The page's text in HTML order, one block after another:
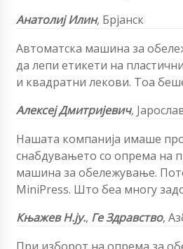
Анатолиј Илин, Брјанск
Автоматска машина за
да лепи етикети на
и квадратни лекови. Тоа
Алексеј Дмитријевич,
Нашата компанија имаше
снабдувањето со опрема на
машина за обележување.
MiniPress. Што беа многу
Књажев Н.ју., Ге Здравство,